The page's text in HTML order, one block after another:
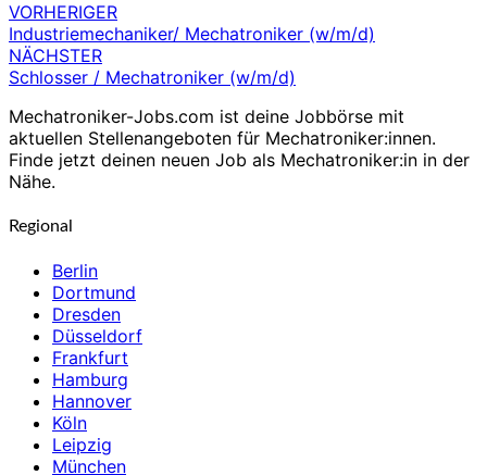
Beitragsnavigation
VORHERIGER
Industriemechaniker/ Mechatroniker (w/m/d)
NÄCHSTER
Schlosser / Mechatroniker (w/m/d)
Mechatroniker-Jobs.com ist deine Jobbörse mit
aktuellen Stellenangeboten für Mechatroniker:innen.
Finde jetzt deinen neuen Job als Mechatroniker:in in der
Nähe.
Regional
Berlin
Dortmund
Dresden
Düsseldorf
Frankfurt
Hamburg
Hannover
Köln
Leipzig
München